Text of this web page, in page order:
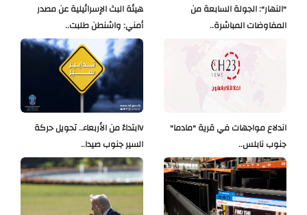
هيئة البث الإسرائيلية عن مصدر
أمني: واشنطن طلبت..
"النهار": الجولة السابعة من
المفاوضات المباشرة..
Vابتداءً من الأربعاء.. تحويل حركة
السير جنوب صيدا..
اندلاع مواجهات في قرية "مادما"
جنوب نابلس..